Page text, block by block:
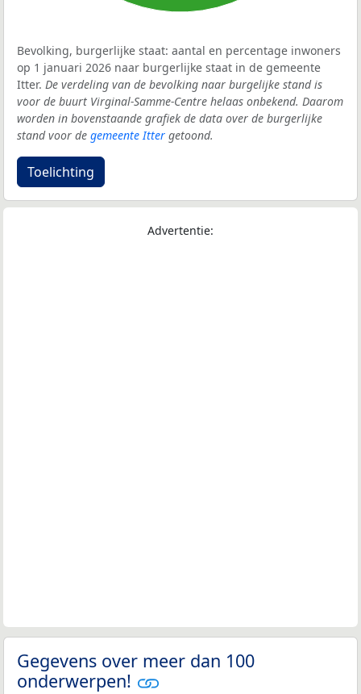
Bevolking, burgerlijke staat: aantal en percentage inwoners
op 1 januari 2026 naar burgerlijke staat in de gemeente
Itter. De verdeling van de bevolking naar burgelijke stand is
voor de buurt Virginal-Samme-Centre helaas onbekend. Daarom
worden in bovenstaande grafiek de data over de burgerlijke
stand voor de gemeente Itter getoond.
Toelichting
Advertentie:
Gegevens over meer dan 100
onderwerpen!